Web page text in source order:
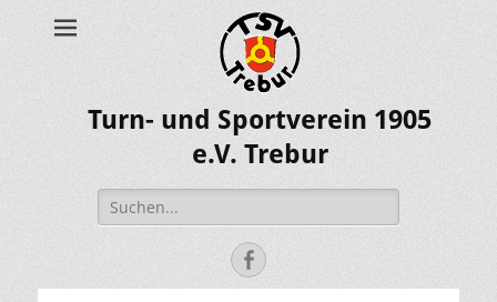
Turn- und Sportverein 1905
e.V. Trebur
Suche
nach:
Facebook